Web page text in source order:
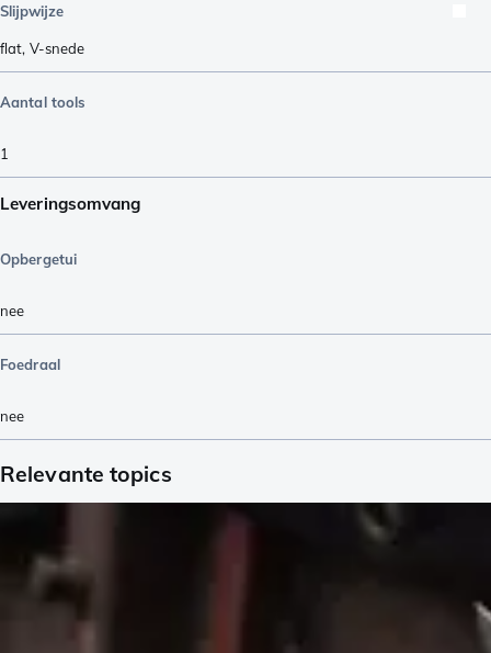
Slijpwijze
flat, V-snede
Aantal tools
1
Leveringsomvang
Opbergetui
nee
Foedraal
nee
Relevante topics